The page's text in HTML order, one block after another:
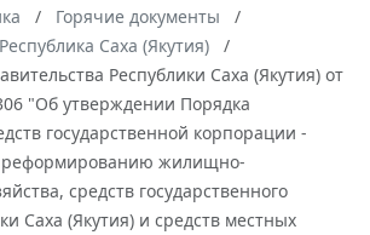
Горячие документы
Республика Саха (Якутия)
Республики Саха (Якутия) от
"Об утверждении Порядка
государственной корпорации -
реформированию жилищно-
средств государственного
Саха (Якутия) и средств местных